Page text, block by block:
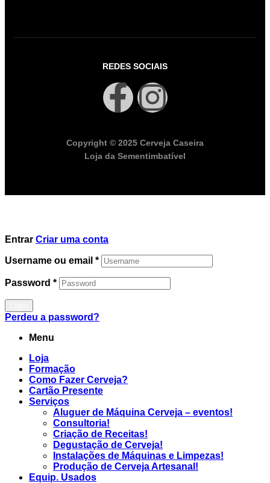
REDES SOCIAIS
Copyright © 2025 Cerveja Caseira
Loja da Sementimbatível
Entrar Criar uma conta
Username ou email *
Password *
Perdeu a password?
Menu
Loja
Formação
Como Fazer Cerveja?
Cartão Presente
Serviços
Aluguer de Máquina Cerveja – eventos!
Consultoria!
Criação de Receitas!
Degustação de Cerveja!
Instalações de Máquinas e Limpezas!
Produção de Cerveja Artesanal!
Equip. Usados